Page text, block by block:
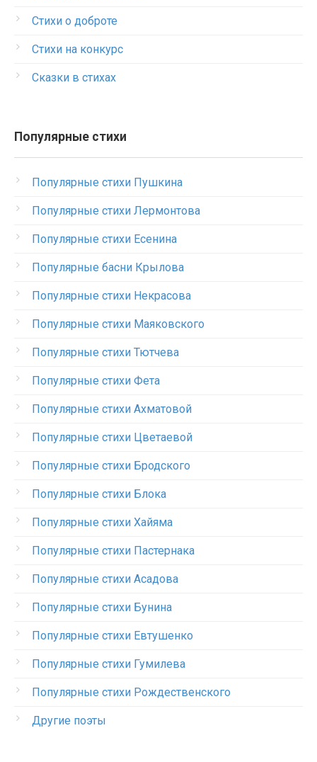
Стихи о доброте
Стихи на конкурс
Сказки в стихах
Популярные стихи
Популярные стихи Пушкина
Популярные стихи Лермонтова
Популярные стихи Есенина
Популярные басни Крылова
Популярные стихи Некрасова
Популярные стихи Маяковского
Популярные стихи Тютчева
Популярные стихи Фета
Популярные стихи Ахматовой
Популярные стихи Цветаевой
Популярные стихи Бродского
Популярные стихи Блока
Популярные стихи Хайяма
Популярные стихи Пастернака
Популярные стихи Асадова
Популярные стихи Бунина
Популярные стихи Евтушенко
Популярные стихи Гумилева
Популярные стихи Рождественского
Другие поэты